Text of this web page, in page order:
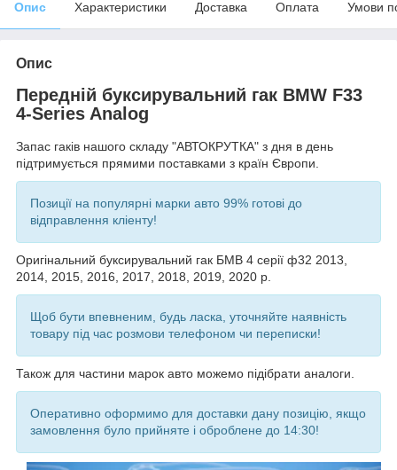
Опис Характеристики Доставка Оплата Умови
Опис
Передній буксирувальний гак BMW F33
4-Series Analog
Запас гаків нашого складу "АВТОКРУТКА" з дня в день
підтримується прямими поставками з країн Європи.
Позиції на популярні марки авто 99% готові до
відправлення кліенту!
Оригінальний буксирувальний гак БМВ 4 серії ф32 2013,
2014, 2015, 2016, 2017, 2018, 2019, 2020 р.
Щоб бути впевненим, будь ласка, уточняйте наявність
товару під час розмови телефоном чи переписки!
Також для частини марок авто можемо підібрати аналоги.
Оперативно оформимо для доставки дану позицію, якщо
замовлення було прийняте і оброблене до 14:30!